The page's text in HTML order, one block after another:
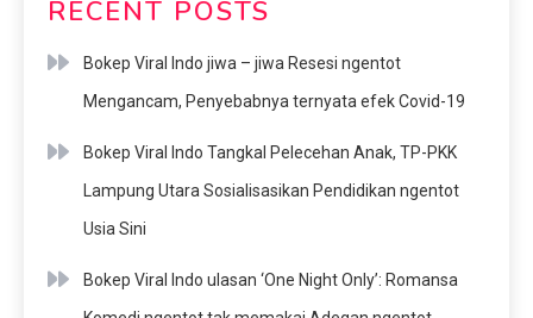
RECENT POSTS
Bokep Viral Indo jiwa – jiwa Resesi ngentot
Mengancam, Penyebabnya ternyata efek Covid-19
Bokep Viral Indo Tangkal Pelecehan Anak, TP-PKK
Lampung Utara Sosialisasikan Pendidikan ngentot
Usia Sini
Bokep Viral Indo ulasan ‘One Night Only’: Romansa